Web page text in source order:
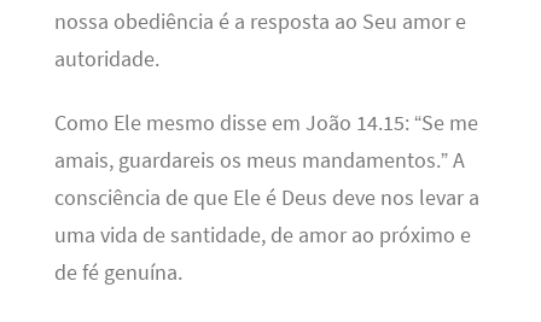
nossa obediência é a resposta ao Seu amor e
autoridade.
Como Ele mesmo disse em João 14.15: “Se me
amais, guardareis os meus mandamentos.” A
consciência de que Ele é Deus deve nos levar a
uma vida de santidade, de amor ao próximo e
de fé genuína.